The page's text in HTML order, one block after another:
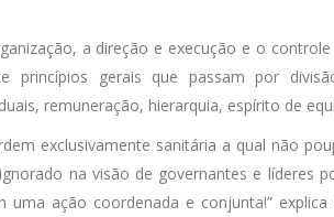
a direção e execução e o
gerais que passam por
remuneração, hierarquia, espírito de
exclusivamente sanitária a qual não
na visão de governantes e líderes
ação coordenada e conjunta!”